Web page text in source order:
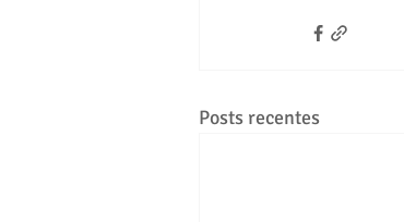
Posts recentes